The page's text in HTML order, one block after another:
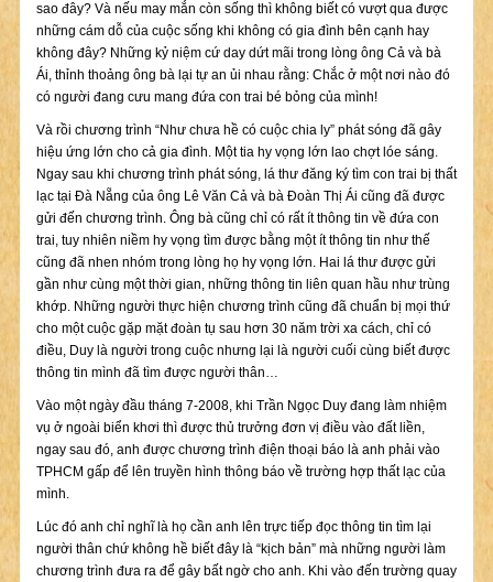
sao đây? Và nếu may mắn còn sống thì không biết có vượt qua được
những cám dỗ của cuộc sống khi không có gia đình bên cạnh hay
không đây? Những kỷ niệm cứ day dứt mãi trong lòng ông Cả và bà
Ái, thỉnh thoảng ông bà lại tự an ủi nhau rằng: Chắc ở một nơi nào đó
có người đang cưu mang đứa con trai bé bỏng của mình!
Và rồi chương trình “Như chưa hề có cuộc chia ly” phát sóng đã gây
hiệu ứng lớn cho cả gia đình. Một tia hy vọng lớn lao chợt lóe sáng.
Ngay sau khi chương trình phát sóng, lá thư đăng ký tìm con trai bị thất
lạc tại Đà Nẵng của ông Lê Văn Cả và bà Đoàn Thị Ái cũng đã được
gửi đến chương trình. Ông bà cũng chỉ có rất ít thông tin về đứa con
trai, tuy nhiên niềm hy vọng tìm được bằng một ít thông tin như thế
cũng đã nhen nhóm trong lòng họ hy vọng lớn. Hai lá thư được gửi
gần như cùng một thời gian, những thông tin liên quan hầu như trùng
khớp. Những người thực hiện chương trình cũng đã chuẩn bị mọi thứ
cho một cuộc gặp mặt đoàn tụ sau hơn 30 năm trời xa cách, chỉ có
điều, Duy là người trong cuộc nhưng lại là người cuối cùng biết được
thông tin mình đã tìm được người thân…
Vào một ngày đầu tháng 7-2008, khi Trần Ngọc Duy đang làm nhiệm
vụ ở ngoài biển khơi thì được thủ trưởng đơn vị điều vào đất liền,
ngay sau đó, anh được chương trình điện thoại báo là anh phải vào
TPHCM gấp để lên truyền hình thông báo về trường hợp thất lạc của
mình.
Lúc đó anh chỉ nghĩ là họ cần anh lên trực tiếp đọc thông tin tìm lại
người thân chứ không hề biết đây là “kịch bản” mà những người làm
chương trình đưa ra để gây bất ngờ cho anh. Khi vào đến trường quay